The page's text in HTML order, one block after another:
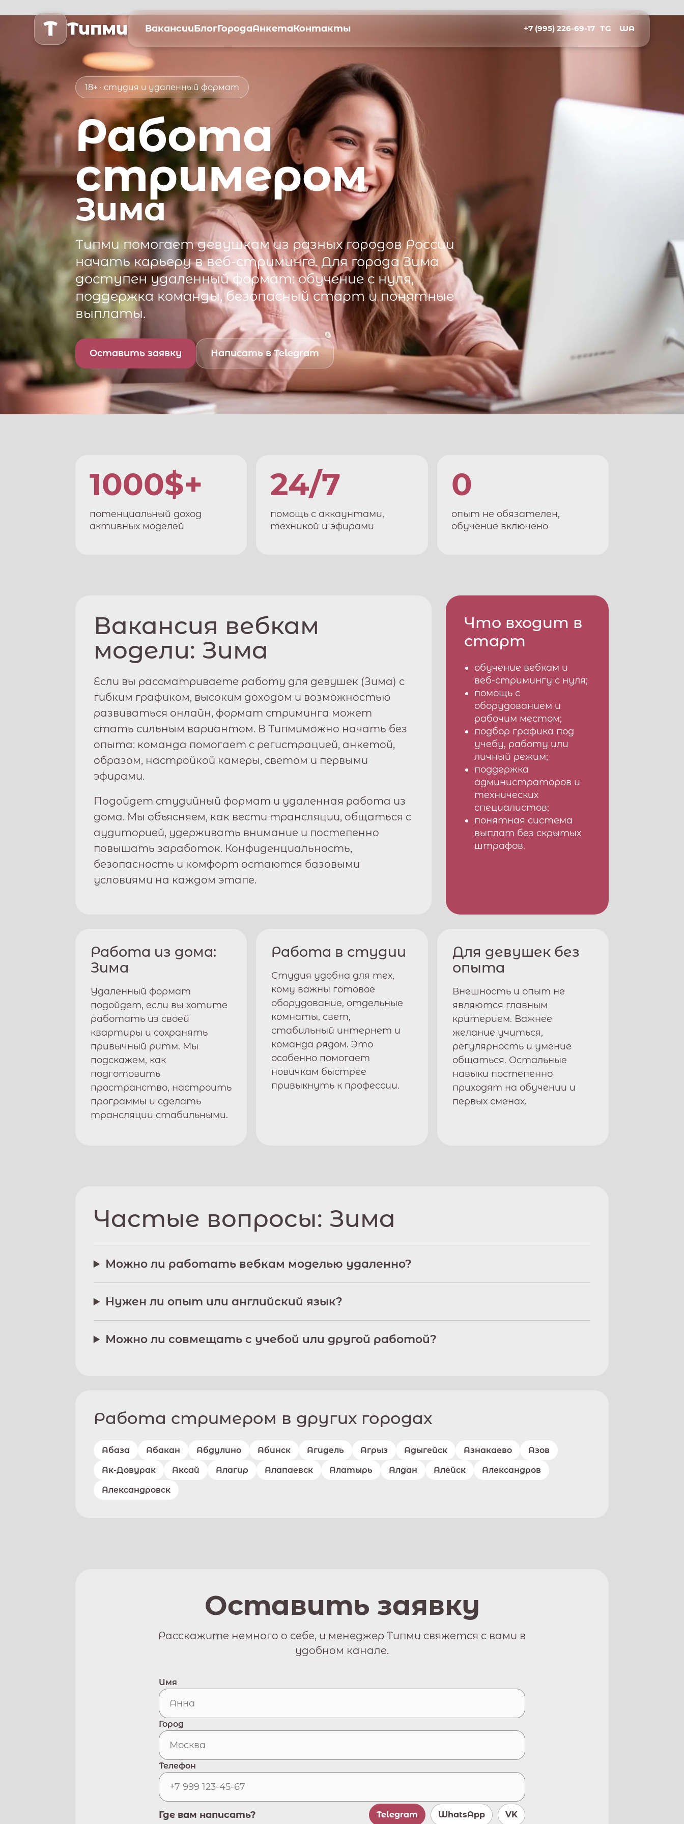
T Типми ВакансииБлогГородаАнкетаКонтакты +7 (995) 226-69-17 TG WA
18+ · студия и удаленный формат
Работа
стримером
Зима
Типмипомогает девушкам из разных городов России
начать карьеру в веб-стриминге. Для городаЗима
доступен удаленный формат: обучение с нуля,
поддержка команды, безопасный старт и понятные
выплаты.
Оставить заявку Написать в Telegram
1000$+
потенциальный доход
активных моделей
24/7
помощь с аккаунтами,
техникой и эфирами
0
опыт не обязателен,
обучение включено
Вакансия вебкам
модели: Зима
Если вы рассматриваете работу для девушек (Зима) с
гибким графиком, высоким доходом и возможностью
развиваться онлайн, формат стриминга может
стать сильным вариантом. В Типмиможно начать без
опыта: команда помогает с регистрацией, анкетой,
образом, настройкой камеры, светом и первыми
эфирами.
Подойдет студийный формат и удаленная работа из
дома. Мы объясняем, как вести трансляции, общаться с
аудиторией, удерживать внимание и постепенно
повышать заработок. Конфиденциальность,
безопасность и комфорт остаются базовыми
условиями на каждом этапе.
Что входит в
старт
обучение вебкам и
веб-стримингу с нуля;
помощь с
оборудованием и
рабочим местом;
подбор графика под
учебу, работу или
личный режим;
поддержка
администраторов и
технических
специалистов;
понятная система
выплат без скрытых
штрафов.
Работа из дома:
Зима
Удаленный формат
подойдет, если вы хотите
работать из своей
квартиры и сохранять
привычный ритм. Мы
подскажем, как
подготовить
пространство, настроить
программы и сделать
трансляции стабильными.
Работа в студии
Студия удобна для тех,
кому важны готовое
оборудование, отдельные
комнаты, свет,
стабильный интернет и
команда рядом. Это
особенно помогает
новичкам быстрее
привыкнуть к профессии.
Для девушек без
опыта
Внешность и опыт не
являются главным
критерием. Важнее
желание учиться,
регулярность и умение
общаться. Остальные
навыки постепенно
приходят на обучении и
первых сменах.
Частые вопросы: Зима
Можно ли работать вебкам моделью удаленно?
Нужен ли опыт или английский язык?
Можно ли совмещать с учебой или другой работой?
Работа стримером в других городах
Абаза Абакан Абдулино Абинск Агидель Агрыз Адыгейск Азнакаево Азов
Ак-Довурак Аксай Алагир Алапаевск Алатырь Алдан Алейск Александров
Александровск
Оставить заявку
Расскажите немного о себе, и менеджер Типми свяжется с вами в
удобном канале.
Имя
Город
Телефон
Где вам написать? Telegram WhatsApp VK